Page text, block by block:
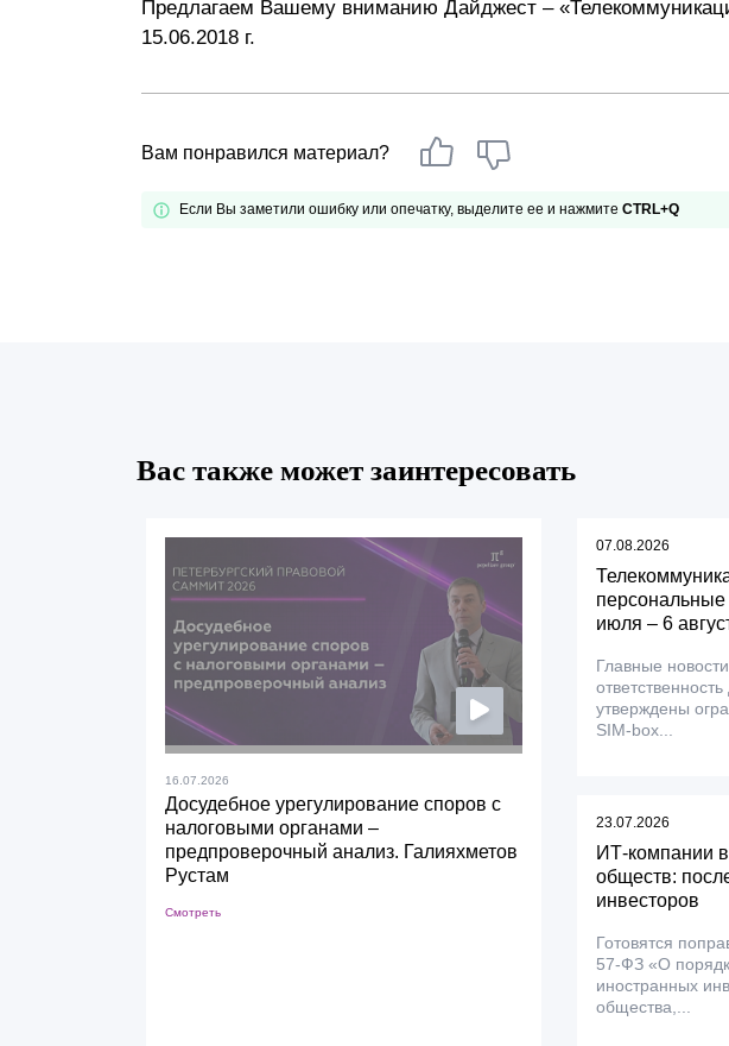
Почему «Пепеляев Групп»?
Социальная
Предлагаем Вашему вниманию Дайджест –
15.06.2018 г.
Вам понравился материал?
Если Вы заметили ошибку или опечатку, выделите ее и нажмите CTRL+Q
Вас также может заинтересовать
16.07.2026
Досудебное урегулирование споров с
налоговыми органами –
предпроверочный анализ. Галияхметов
Рустам
Смотреть
07.08.2026
июля – 6
Главные
утверждены
SIM-box...
23.07.2026
ИТ-компании в
обществ:
инвесторов
Готовятся
57-ФЗ «О
иностранных
общества,...